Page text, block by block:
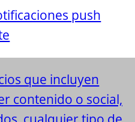
push
que incluyen
contenido o social,